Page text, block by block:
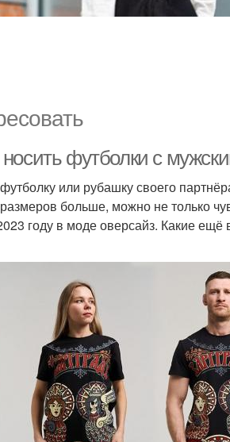
футболки с
или рубашку своего
больше, можно не только
году в моде оверсайз. Какие